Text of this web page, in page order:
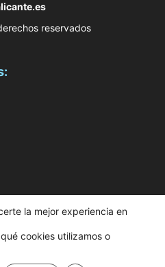
reservados
de Informática de Diputación de
la mejor experiencia en
cookies utilizamos o